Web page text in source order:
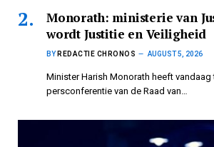
Monorath: ministerie van
wordt Justitie en Veiligheid
BY REDACTIE CHRONOS AUGUST 5, 2026
Minister Harish Monorath heeft
persconferentie van de Raad van…